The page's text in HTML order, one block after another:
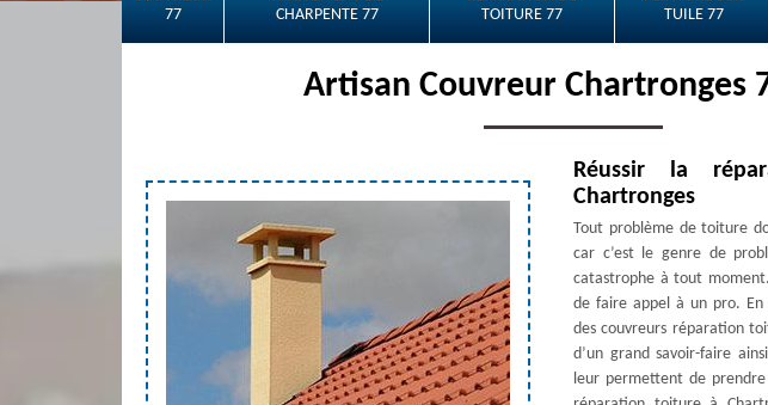
77
CHARPENTE 77
TOITURE 77
TUILE 77
Artisan Couvreur Chartronges
Réussir la
Chartronges
Tout problème de toiture
car c’est le genre de
catastrophe à tout
de faire appel à un pro. En
des couvreurs réparation
d’un grand savoir-faire
leur permettent de